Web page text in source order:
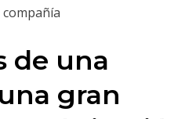
de una
gran